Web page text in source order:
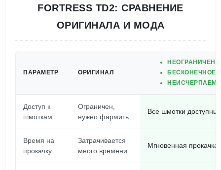
FORTRESS TD2: СРАВНЕНИЕ
ОРИГИНАЛА И МОДА
ПАРАМЕТР ОРИГИНАЛ
БЕСКОНЕЧНОЕ
Доступ к
шмоткам
Ограничен,
нужно фармить
Все шмотки доступны
Время на
прокачку
Затрачивается
много времени
Мгновенная прокачка